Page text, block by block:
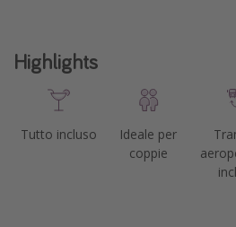
Highlights
Tutto incluso
Ideale per
coppie